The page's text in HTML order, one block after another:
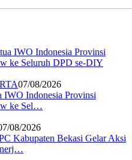
07/08/2026
IWO Indonesia Provinsi
ke Sel…
08/2026
Kabupaten Bekasi Gelar Aksi